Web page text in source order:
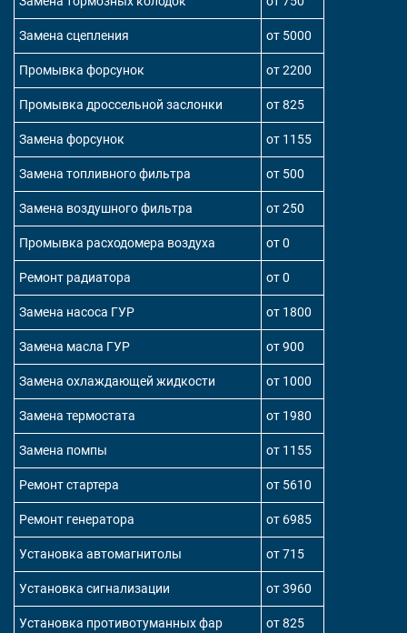
Замена сцепления от 5000
Промывка форсунок от 2200
Промывка дроссельной заслонки от 825
Замена форсунок от 1155
Замена топливного фильтра от 500
Замена воздушного фильтра от 250
Промывка расходомера воздуха от 0
Ремонт радиатора от 0
Замена насоса ГУР от 1800
Замена масла ГУР от 900
Замена охлаждающей жидкости от 1000
Замена термостата от 1980
Замена помпы от 1155
Ремонт стартера от 5610
Ремонт генератора от 6985
Установка автомагнитолы от 715
Установка сигнализации от 3960
Установка противотуманных фар от 825